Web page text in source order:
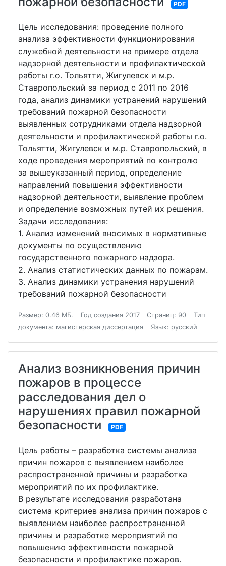
PDF
Цель исследования: проведение полного
анализа эффективности функционирования
служебной деятельности на примере отдела
надзорной деятельности и профилактической
работы г.о. Тольятти, Жигулевск и м.р.
Ставропольский за период с 2011 по 2016
года, анализ динамики устранений нарушений
требований пожарной безопасности
выявленных сотрудниками отдела надзорной
деятельности и профилактической работы г.о.
Тольятти, Жигулевск и м.р. Ставропольский, в
ходе проведения мероприятий по контролю
за вышеуказанный период, определение
направлений повышения эффективности
надзорной деятельности, выявление проблем
и определение возможных путей их решения.
Задачи исследования:
1. Анализ изменений вносимых в нормативные
документы по осуществлению
государственного пожарного надзора.
2. Анализ статистических данных по пожарам.
3. Анализ динамики устранения нарушений
требований пожарной безопасности
Размер: 0.46 МБ. Год создания 2017 Страниц: 90
Тип
документа: магистерская диссертация
Язык: русский
Анализ возникновения причин
пожаров в процессе
расследования дел о
нарушениях правил пожарной
безопасности
PDF
Цель работы – разработка системы анализа
причин пожаров с выявлением наиболее
распространенной причины и разработка
мероприятий по их профилактике.
В результате исследования разработана
система критериев анализа причин пожаров с
выявлением наиболее распространенной
причины и разработке мероприятий по
повышению эффективности пожарной
безопасности и профилактике пожаров.